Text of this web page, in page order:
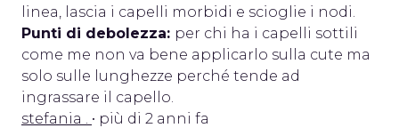
linea, lascia i capelli morbidi e scioglie i nodi.
Punti di debolezza: per chi ha i capelli sottili
come me non va bene applicarlo sulla cute ma
solo sulle lunghezze perché tende ad
ingrassare il capello.
stefania . • più di 2 anni fa